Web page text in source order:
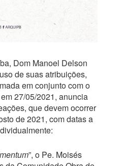
Dom Manoel Delson
de suas atribuições,
em conjunto com o
27/05/2021, anuncia
que devem ocorrer
de 2021, com datas a
”, o Pe. Moisés